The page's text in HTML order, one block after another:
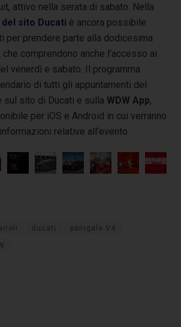
attivo nella serata di sabato. Nella
sito Ducati è ancora possibile
per prendere parte alla dodicesima
comprendono anche l’accesso ai
venerdì e sabato. Il programma
di tutti gli appuntamenti del
sul sito di Ducati e sulla WDW App,
per iOS e Android in cui verranno
relative all’evento.
ducati panigale V4